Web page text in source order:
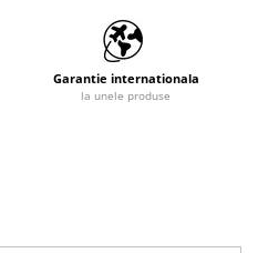
Garantie internationala
la unele produse